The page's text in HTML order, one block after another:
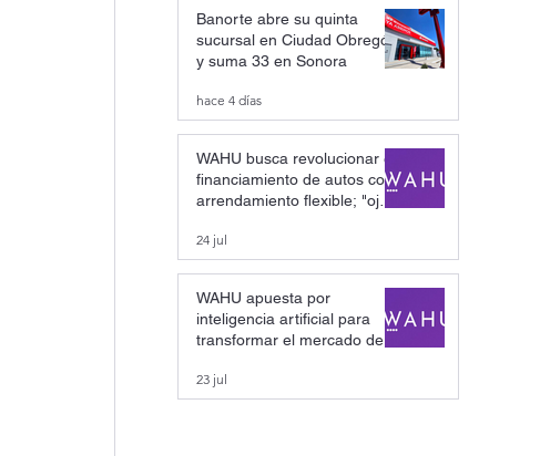
Banorte abre su quinta
sucursal en Ciudad Obregón
y suma 33 en Sonora
hace 4 días
WAHU busca revolucionar el
financiamiento de autos con
arrendamiento flexible; "ojalá
24 jul
WAHU apuesta por
inteligencia artificial para
transformar el mercado de
convertirse en unicornio
mexicano
23 jul